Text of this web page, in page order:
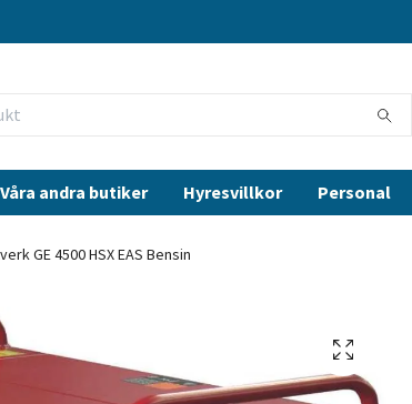
Våra andra butiker Hyresvillkor Personal
GE 4500 HSX EAS Bensin